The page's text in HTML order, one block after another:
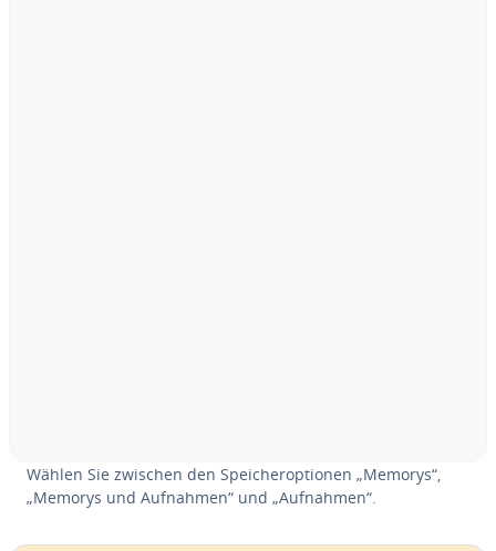
Wählen Sie zwischen den Spei­cher­op­tio­nen „Memorys“,
„Memorys und Aufnahmen“ und „Aufnahmen“.